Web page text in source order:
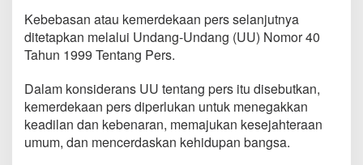
Kebebasan atau kemerdekaan pers selanjutnya
ditetapkan melalui Undang-Undang (UU) Nomor 40
Tahun 1999 Tentang Pers.
Dalam konsiderans UU tentang pers itu disebutkan,
kemerdekaan pers diperlukan untuk menegakkan
keadilan dan kebenaran, memajukan kesejahteraan
umum, dan mencerdaskan kehidupan bangsa.